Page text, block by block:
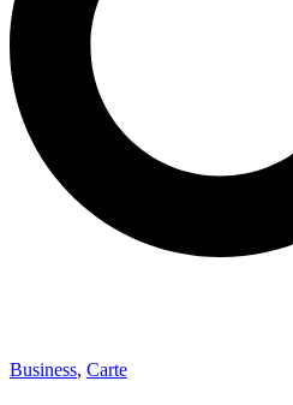
Business, Carte